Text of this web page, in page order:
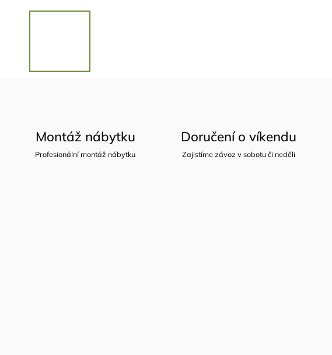
Montáž nábytku
Profesionální montáž nábytku
Doručení o víkendu
Zajistíme závoz v sobotu či neděli